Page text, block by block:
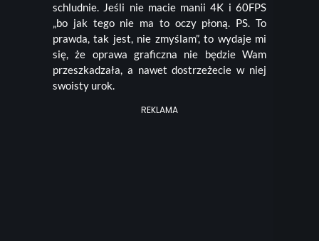
schludnie. Jeśli nie macie manii 4K i 60FPS
„bo jak tego nie ma to oczy płoną. PS. To
prawda, tak jest, nie zmyślam”, to wydaje mi
się, że oprawa graficzna nie będzie Wam
przeszkadzała, a nawet dostrzeżecie w niej
swoisty urok.
REKLAMA